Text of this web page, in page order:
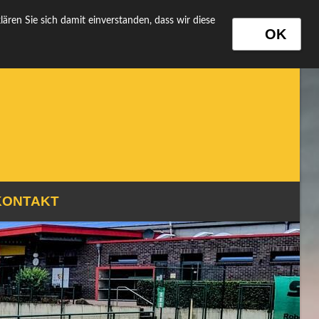
aufFACEBOOK! Folgt uns aufInstagram!
OK
Sie sich damit einverstanden, dass wir diese